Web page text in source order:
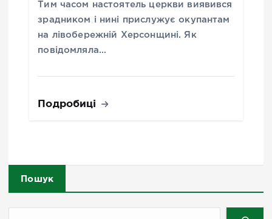
Тим часом настоятель церкви виявився
зрадником і нині прислужує окупантам
на лівобережній Херсонщині. Як
повідомляла…
Подробиці
Пошук